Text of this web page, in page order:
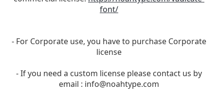
font/
- For Corporate use, you have to purchase Corporate
license
- If you need a custom license please contact us by
email : info@noahtype.com